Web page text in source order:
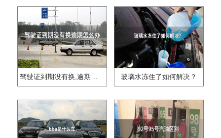
驾驶证到期没有换,逾期怎么办?? 玻璃水冻住了如何解决？